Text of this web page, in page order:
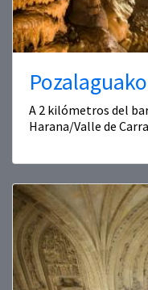
A 2 kilómetros del
Harana/Valle de